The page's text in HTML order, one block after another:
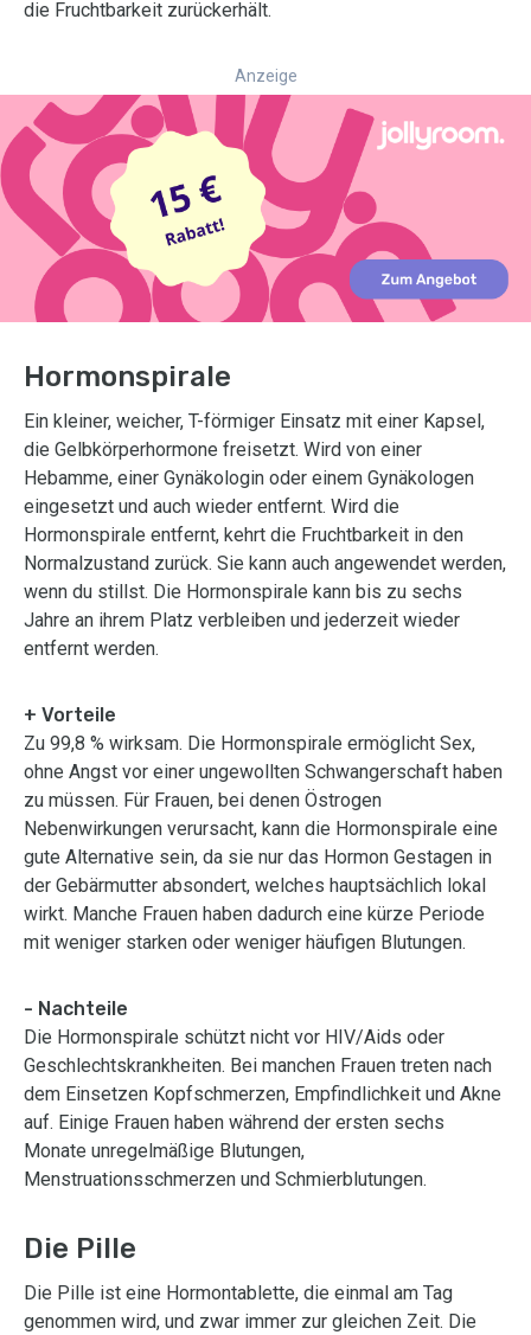
die Fruchtbarkeit zurückerhält.
Anzeige
Hormonspirale
Ein kleiner, weicher, T-förmiger Einsatz mit einer Kapsel,
die Gelbkörperhormone freisetzt. Wird von einer
Hebamme, einer Gynäkologin oder einem Gynäkologen
eingesetzt und auch wieder entfernt. Wird die
Hormonspirale entfernt, kehrt die Fruchtbarkeit in den
Normalzustand zurück. Sie kann auch angewendet werden,
wenn du stillst. Die Hormonspirale kann bis zu sechs
Jahre an ihrem Platz verbleiben und jederzeit wieder
entfernt werden.
+ Vorteile
Zu 99,8 % wirksam. Die Hormonspirale ermöglicht Sex,
ohne Angst vor einer ungewollten Schwangerschaft haben
zu müssen. Für Frauen, bei denen Östrogen
Nebenwirkungen verursacht, kann die Hormonspirale eine
gute Alternative sein, da sie nur das Hormon Gestagen in
der Gebärmutter absondert, welches hauptsächlich lokal
wirkt. Manche Frauen haben dadurch eine kürze Periode
mit weniger starken oder weniger häufigen Blutungen.
- Nachteile
Die Hormonspirale schützt nicht vor HIV/Aids oder
Geschlechtskrankheiten. Bei manchen Frauen treten nach
dem Einsetzen Kopfschmerzen, Empfindlichkeit und Akne
auf. Einige Frauen haben während der ersten sechs
Monate unregelmäßige Blutungen,
Menstruationsschmerzen und Schmierblutungen.
Die Pille
Die Pille ist eine Hormontablette, die einmal am Tag
genommen wird, und zwar immer zur gleichen Zeit. Die